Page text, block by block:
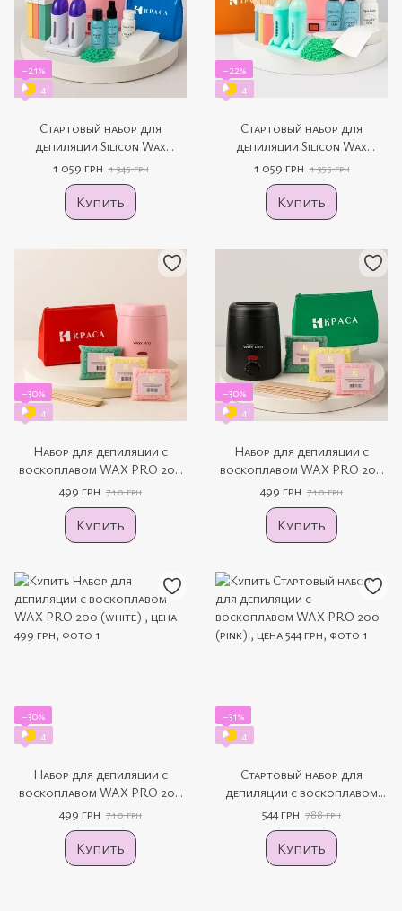
−21%
4
Стартовый набор для
депиляции Silicon Wax
Warmer CL 2208 из 11
продуктов
1 059 грн 1 345 грн
Купить
−22%
4
Стартовый набор для
депиляции Silicon Wax
Warmer CL 2208
1 059 грн 1 355 грн
Купить
−30%
4
Набор для депиляции с
воскоплавом WAX PRO 200
(pink)
499 грн 710 грн
Купить
−30%
4
Набор для депиляции с
воскоплавом WAX PRO 200
(black)
499 грн 710 грн
Купить
−30%
4
Набор для депиляции с
воскоплавом WAX PRO 200
(white)
499 грн 710 грн
Купить
−31%
4
Стартовый набор для
депиляции с воскоплавом
WAX PRO 200 (pink)
544 грн 788 грн
Купить